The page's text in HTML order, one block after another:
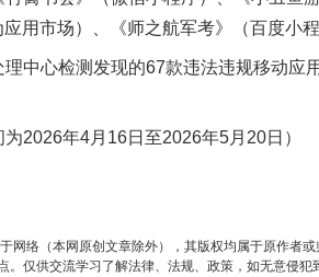
用市场）、《师之航军考》（百度小程
心检测发现的67款违法违规移动应
年4月16日至2026年5月20日）
网络（本网原创文章除外），其版权均属于原作者
。仅供交流学习了解法律、法规、政策，如无意侵
一批国家标准开始实施